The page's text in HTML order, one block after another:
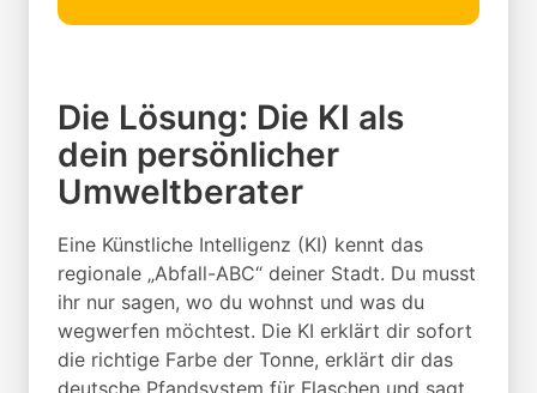
Die Lösung: Die KI als
dein persönlicher
Umweltberater
Eine Künstliche Intelligenz (KI) kennt das
regionale „Abfall-ABC“ deiner Stadt. Du musst
ihr nur sagen, wo du wohnst und was du
wegwerfen möchtest. Die KI erklärt dir sofort
die richtige Farbe der Tonne, erklärt dir das